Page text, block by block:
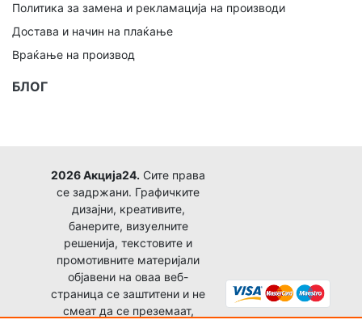
Политика за замена и рекламација на производи
Достава и начин на плаќање
Враќање на производ
БЛОГ
2026 Акција24. Сите права
се задржани. Графичките
дизајни, креативите,
банерите, визуелните
решенија, текстовите и
промотивните материјали
објавени на оваа веб-
страница се заштитени и не
смеат да се преземаат,